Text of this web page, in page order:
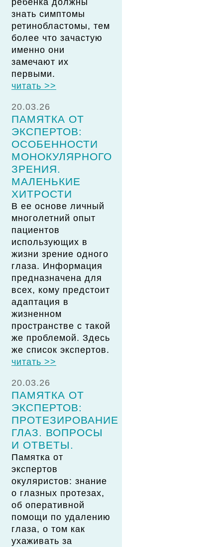
ребенка должны
знать симптомы
ретинобластомы, тем
более что зачастую
именно они
замечают их
первыми.
читать >>
20.03.26
ПАМЯТКА ОТ
ЭКСПЕРТОВ:
ОСОБЕННОСТИ
МОНОКУЛЯРНОГО
ЗРЕНИЯ.
МАЛЕНЬКИЕ
ХИТРОСТИ
В ее основе личный
многолетний опыт
пациентов
использующих в
жизни зрение одного
глаза. Информация
предназначена для
всех, кому предстоит
адаптация в
жизненном
пространстве с такой
же проблемой. Здесь
же список экспертов.
читать >>
20.03.26
ПАМЯТКА ОТ
ЭКСПЕРТОВ:
ПРОТЕЗИРОВАНИЕ
ГЛАЗ. ВОПРОСЫ
И ОТВЕТЫ.
Памятка от
экспертов
окуляристов: знание
о глазных протезах,
об оперативной
помощи по удалению
глаза, о том как
ухаживать за